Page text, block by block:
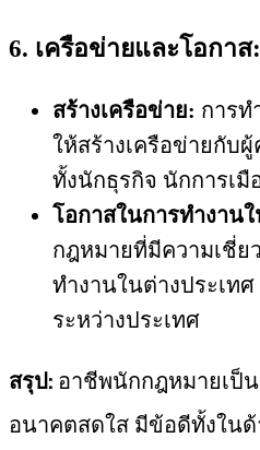
6. เครือข่ายและโอกาส:
สร้างเครือข่าย: การท
ให้สร้างเครือข่ายกับ
ทั้งนักธุรกิจ นักการเมื
โอกาสในการทำงาน
กฎหมายที่มีความเชี่ย
ทำงานในต่างประเท
ระหว่างประเทศ
สรุป:อาชีพนักกฎหมายเป็
อนาคตสดใส มีข้อดีทั้งใน